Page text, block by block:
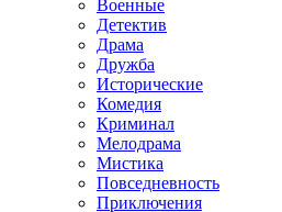
Военные
Детектив
Драма
Дружба
Исторические
Комедия
Криминал
Мелодрама
Мистика
Повседневность
Приключения